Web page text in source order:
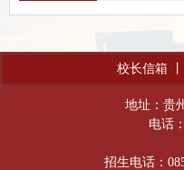
校长信箱
地址：贵
电话
招生电话：